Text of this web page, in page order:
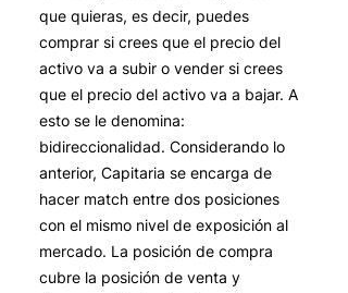
que quieras, es decir, puedes
comprar si crees que el precio del
activo va a subir o vender si crees
que el precio del activo va a bajar. A
esto se le denomina:
bidireccionalidad. Considerando lo
anterior, Capitaria se encarga de
hacer match entre dos posiciones
con el mismo nivel de exposición al
mercado. La posición de compra
cubre la posición de venta y